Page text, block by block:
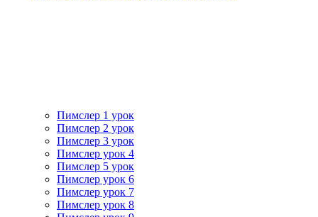
Пимслер 1 урок
Пимслер 2 урок
Пимслер 3 урок
Пимслер урок 4
Пимслер 5 урок
Пимслер урок 6
Пимслер урок 7
Пимслер урок 8